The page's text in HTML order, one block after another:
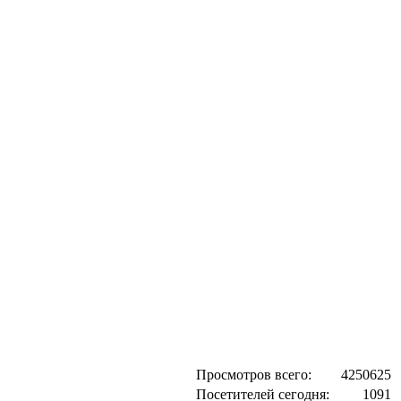
Просмотров всего:
4250625
Посетителей сегодня:
1091